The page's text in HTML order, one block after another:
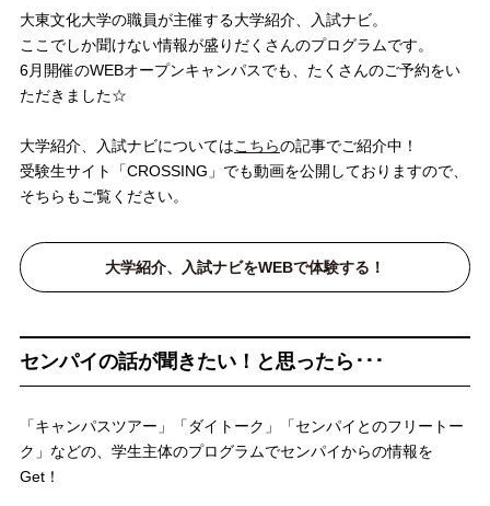
大東文化大学の職員が主催する大学紹介、入試ナビ。
ここでしか聞けない情報が盛りだくさんのプログラムです。
6月開催のWEBオープンキャンパスでも、たくさんのご予約をい
ただきました☆
大学紹介、入試ナビについてはこちらの記事でご紹介中！
受験生サイト「CROSSING」でも動画を公開しておりますので、
そちらもご覧ください。
大学紹介、入試ナビをWEBで体験する！
センパイの話が聞きたい！と思ったら･･･
「キャンパスツアー」「ダイトーク」「センパイとのフリートー
ク」などの、学生主体のプログラムでセンパイからの情報を
Get！